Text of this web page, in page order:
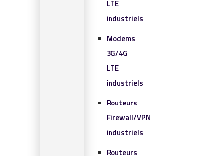
LTE
industriels
Modems
3G/4G
LTE
industriels
Routeurs
Firewall/VPN
industriels
Routeurs